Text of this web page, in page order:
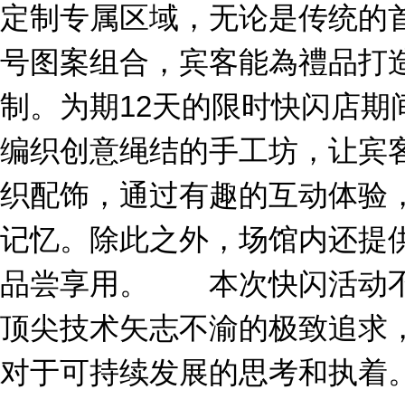
定制专属区域，无论是传统的
号图案组合，宾客能為禮品打
制。为期12天的限时快闪店期
编织创意绳结的手工坊，让宾
织配饰，通过有趣的互动体验
记忆。除此之外，场馆内还提
品尝享用。 本次快闪活动
顶尖技术矢志不渝的极致追求
对于可持续发展的思考和执着